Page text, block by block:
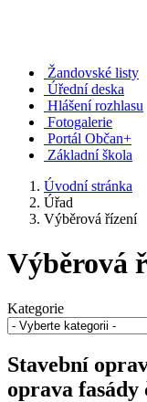
Žandovské listy
Úřední deska
Hlášení rozhlasu
Fotogalerie
Portál Občan+
Základní škola
Úvodní stránka
Úřad
Výběrová řízení
Výběrová
Kategorie
Stavební
oprava